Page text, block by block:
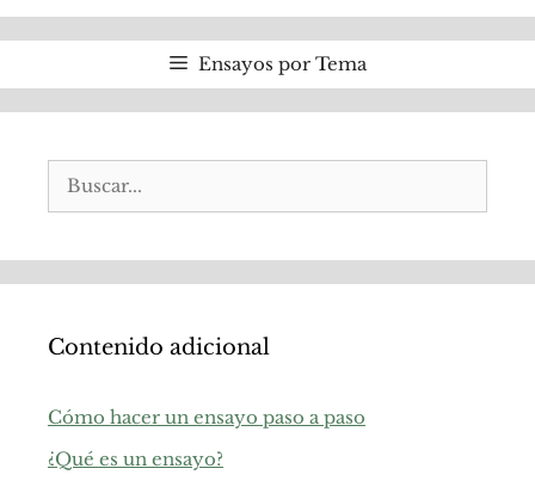
Ensayos por Tema
Buscar:
Contenido adicional
Cómo hacer un ensayo paso a paso
¿Qué es un ensayo?